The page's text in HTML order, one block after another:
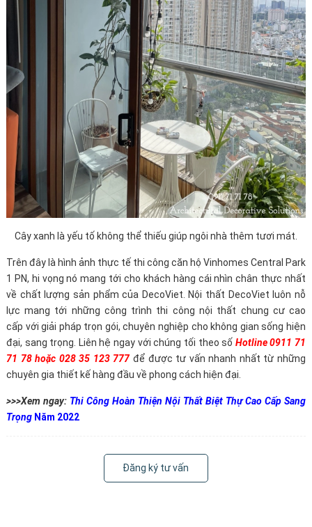
Cây xanh là yếu tố không thể thiếu giúp ngôi nhà thêm tươi mát.
Trên đây là hình ảnh thực tế thi công căn hộ Vinhomes Central Park
1 PN, hi vọng nó mang tới cho khách hàng cái nhìn chân thực nhất
về chất lượng sản phẩm của DecoViet. Nội thất DecoViet luôn nỗ
lực mang tới những công trình thi công nội thất chung cư cao
cấp với giải pháp trọn gói, chuyên nghiệp cho không gian sống hiện
đại, sang trọng. Liên hệ ngay với chúng tối theo số Hotline 0911 71
71 78 hoặc 028 35 123 777 để được tư vấn nhanh nhất từ những
chuyên gia thiết kế hàng đầu về phong cách hiện đại.
>>>Xem ngay: Thi Công Hoàn Thiện Nội Thất Biệt Thự Cao Cấp Sang
TrọngNăm 2022
Đăng ký tư vấn